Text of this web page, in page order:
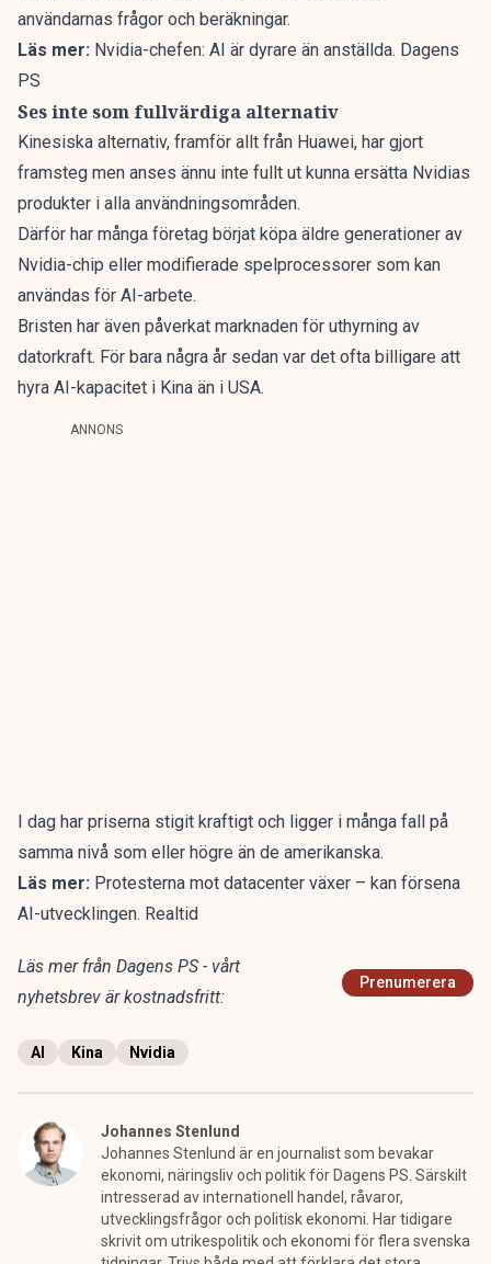
användarnas frågor och beräkningar.
Läs mer: Nvidia-chefen: AI är dyrare än anställda. Dagens
PS
Ses inte som fullvärdiga alternativ
Kinesiska alternativ, framför allt från Huawei, har gjort
framsteg men anses ännu inte fullt ut kunna ersätta Nvidias
produkter i alla användningsområden.
Därför har många företag börjat köpa äldre generationer av
Nvidia-chip eller modifierade spelprocessorer som kan
användas för AI-arbete.
Bristen har även påverkat marknaden för uthyrning av
datorkraft. För bara några år sedan var det ofta billigare att
hyra AI-kapacitet i Kina än i USA.
ANNONS
I dag har priserna stigit kraftigt och ligger i många fall på
samma nivå som eller högre än de amerikanska.
Läs mer: Protesterna mot datacenter växer – kan försena
AI-utvecklingen. Realtid
Läs mer från Dagens PS - vårt
nyhetsbrev är kostnadsfritt:
Prenumerera
AI Kina Nvidia
Johannes Stenlund
Johannes Stenlund är en journalist som bevakar
ekonomi, näringsliv och politik för Dagens PS. Särskilt
intresserad av internationell handel, råvaror,
utvecklingsfrågor och politisk ekonomi. Har tidigare
skrivit om utrikespolitik och ekonomi för flera svenska